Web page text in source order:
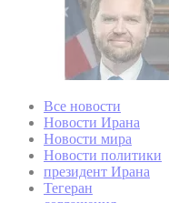
Все новости
Новости Ирана
Новости мира
Новости политики
президент Ирана
Тегеран